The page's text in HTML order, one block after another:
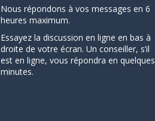
Nous répondons à vos messages en 6
heures maximum.
Essayez la discussion en ligne en bas à
droite de votre écran. Un conseiller, s’il
est en ligne, vous répondra en quelques
minutes.